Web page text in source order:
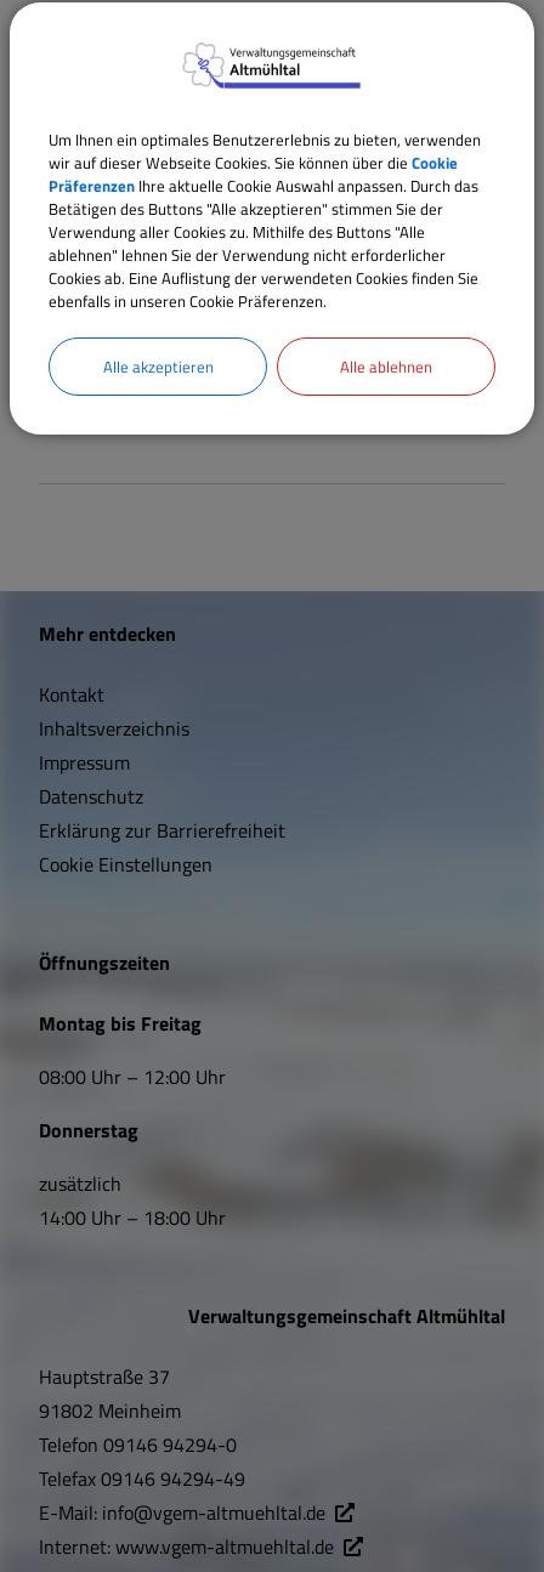
Satzungen und Verordnungen
Sehenswertes
Breitbandversorgung
Wärmeplanung
Evangelischer Kindergarten Storchennest
W
c
h
t
i
e
L
n
k
s
f
n
u
n
Mehr entdecken
Kontakt
Inhaltsverzeichnis
Impressum
Datenschutz
Erklärung zur Barrierefreiheit
Cookie Einstellungen
Öffnungszeiten
Montag bis Freitag
08:00 Uhr – 12:00 Uhr
Donnerstag
zusätzlich
14:00 Uhr – 18:00 Uhr
Verwaltungsgemeinschaft Altmühltal
Hauptstraße 37
91802 Meinheim
Telefon 09146 94294-0
Telefax09146 94294-49
E-Mail: info@vgem-altmuehltal.de
Internet:www.vgem-altmuehltal.de
Um Ihnen ein optimales Benutzererlebnis zu bieten, verwenden
wir auf dieser Webseite Cookies. Sie können über die Cookie
Präferenzen Ihre aktuelle Cookie Auswahl anpassen. Durch das
Betätigen des Buttons "Alle akzeptieren" stimmen Sie der
Verwendung aller Cookies zu. Mithilfe des Buttons "Alle
ablehnen" lehnen Sie der Verwendung nicht erforderlicher
Cookies ab. Eine Auflistung der verwendeten Cookies finden Sie
ebenfalls in unseren Cookie Präferenzen.
Alle akzeptieren Alle ablehnen